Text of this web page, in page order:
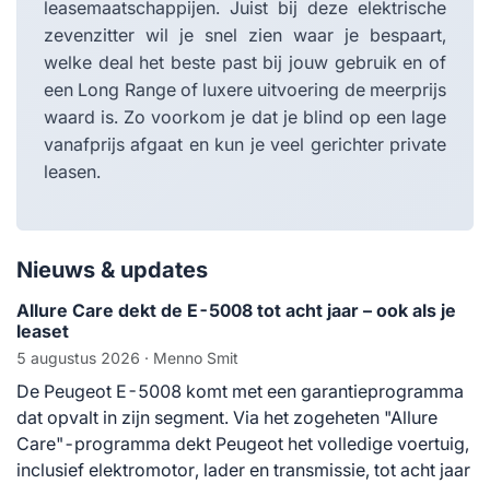
leasemaatschappijen. Juist bij deze elektrische
zevenzitter wil je snel zien waar je bespaart,
welke deal het beste past bij jouw gebruik en of
een Long Range of luxere uitvoering de meerprijs
waard is. Zo voorkom je dat je blind op een lage
vanafprijs afgaat en kun je veel gerichter private
leasen.
Nieuws & updates
Allure Care dekt de E-5008 tot acht jaar – ook als je
leaset
5 augustus 2026 · Menno Smit
De Peugeot E-5008 komt met een garantieprogramma
dat opvalt in zijn segment. Via het zogeheten "Allure
Care"-programma dekt Peugeot het volledige voertuig,
inclusief elektromotor, lader en transmissie, tot acht jaar